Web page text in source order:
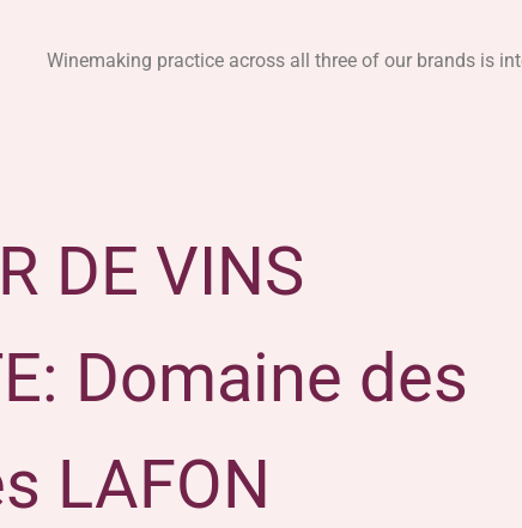
Winemaking practice across all three of our brands is
DE VINS
Domaine des
LAFON